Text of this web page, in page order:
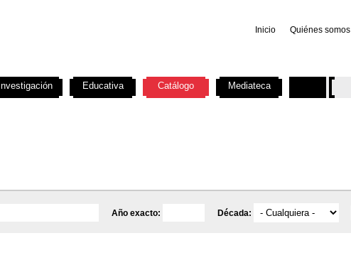
Inicio Quiénes somos
Año exacto: Década:
Investigación Educativa Catálogo Mediateca